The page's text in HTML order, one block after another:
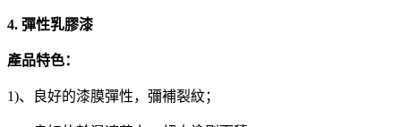
4. 彈性乳膠漆
產品特色：
1)、良好的漆膜彈性，彌補裂紋；